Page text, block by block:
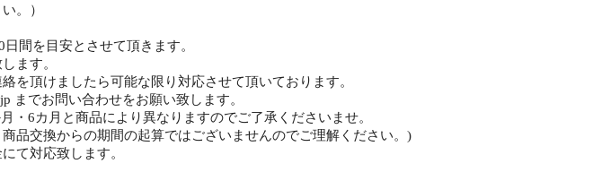
。）
間を目安とさせて頂きます。
ます。
けましたら可能な限り対応させて頂いております。
お問い合わせをお願い致します。
月と商品により異なりますのでご了承くださいませ。
らの期間の起算ではございませんのでご理解ください。)
対応致します。